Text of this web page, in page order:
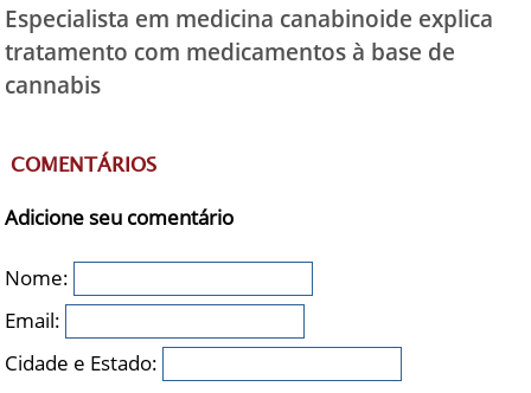
Especialista em medicina canabinoide explica
tratamento com medicamentos à base de
cannabis
COMENTÁRIOS
Adicione seu comentário
Nome:
Email:
Cidade e Estado: